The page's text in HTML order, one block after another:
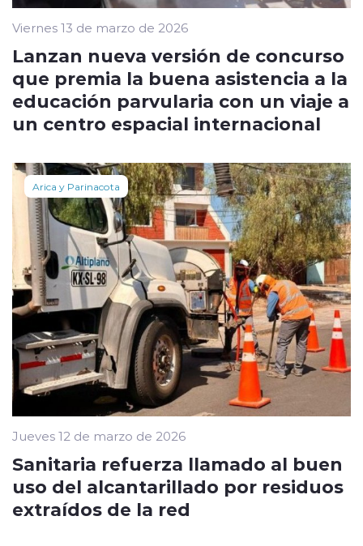
Viernes 13 de marzo de 2026
Lanzan nueva versión de concurso
que premia la buena asistencia a la
educación parvularia con un viaje a
un centro espacial internacional
Arica y Parinacota
Jueves 12 de marzo de 2026
Sanitaria refuerza llamado al buen
uso del alcantarillado por residuos
extraídos de la red